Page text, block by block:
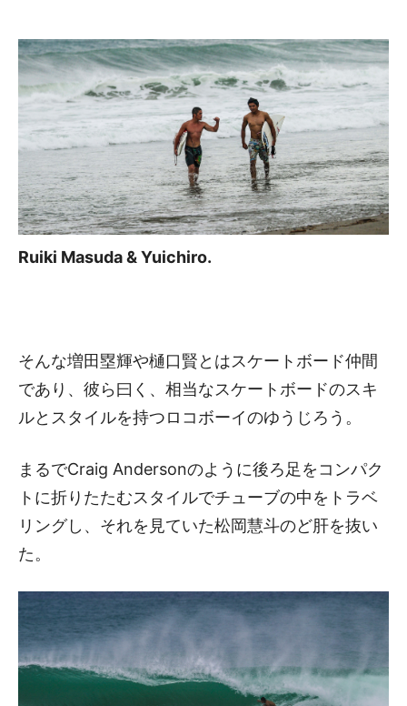
Ruiki Masuda & Yuichiro.
そんな増田塁輝や樋口賢とはスケートボード仲間
であり、彼ら曰く、相当なスケートボードのスキ
ルとスタイルを持つロコボーイのゆうじろう。
まるでCraig Andersonのように後ろ足をコンパク
トに折りたたむスタイルでチューブの中をトラベ
リングし、それを見ていた松岡慧斗のど肝を抜い
た。